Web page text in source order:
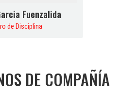
Fuenzalida
de Disciplina
DE COMPAÑÍA